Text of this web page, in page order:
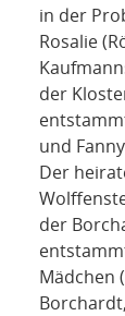
in der
Rosalie
der
und
Der
der
Mädchen